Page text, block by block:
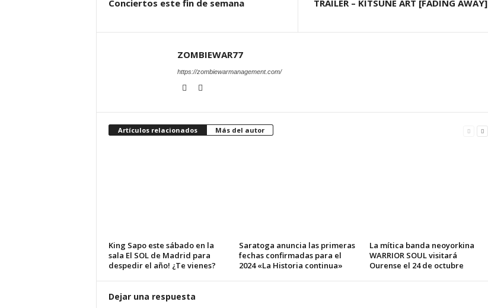
Conciertos este fin de semana TRAILER – KITSUNE ART [FADING AWAY]
ZOMBIEWAR77
https://zombiewarmanagement.com/
Artículos relacionados Más del autor
King Sapo este sábado en la
sala El SOL de Madrid para
despedir el año! ¿Te vienes?
Saratoga anuncia las primeras
fechas confirmadas para el
2024 «La Historia continua»
La mítica banda neoyorkina
WARRIOR SOUL visitará
Ourense el 24 de octubre
Dejar una respuesta